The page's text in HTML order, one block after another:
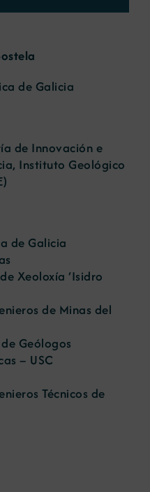
de Galicia
de Innovación e
Instituto Geológico
de Galicia
Xeoloxía ‘Isidro
de Minas del
Geólogos
– USC
Técnicos de